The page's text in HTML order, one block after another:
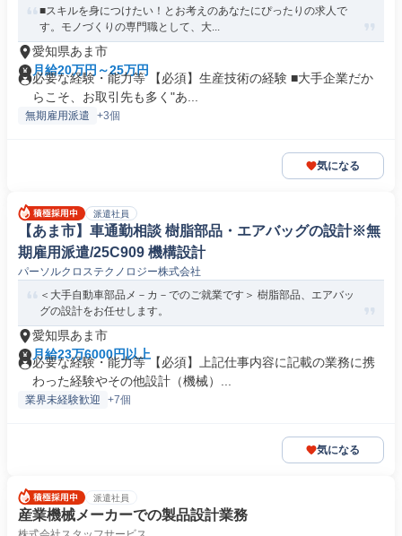
■スキルを身につけたい！とお考えのあなたにぴったりの求人で
す。モノづくりの専門職として、大...
愛知県あま市
月給20万円～25万円
必要な経験・能力等 【必須】生産技術の経験 ■大手企業だか
らこそ、お取引先も多く"あ...
無期雇用派遣 +3個
気になる
派遣社員
【あま市】車通勤相談 樹脂部品・エアバッグの設計※無
期雇用派遣/25C909 機構設計
パーソルクロステクノロジー株式会社
＜大手自動車部品メ－カ－でのご就業です＞ 樹脂部品、エアバッ
グの設計をお任せします。
愛知県あま市
月給23万6000円以上
必要な経験・能力等 【必須】上記仕事内容に記載の業務に携
わった経験やその他設計（機械）...
業界未経験歓迎 +7個
気になる
派遣社員
産業機械メーカーでの製品設計業務